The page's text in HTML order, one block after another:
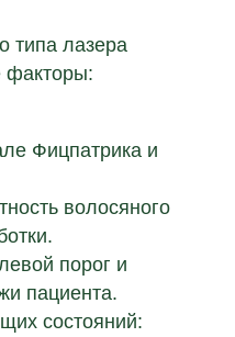
типа лазера
факторы:
Фицпатрика и
волосяного
порог и
пациента.
состояний: